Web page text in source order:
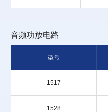
音频功放电路
型号
1517
1528